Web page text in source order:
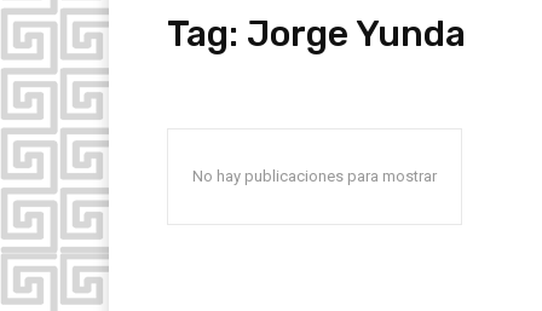
Tag: Jorge Yunda
No hay publicaciones para mostrar